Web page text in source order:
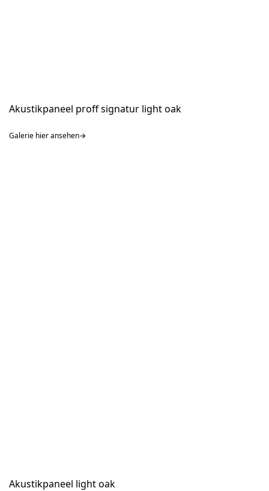
Akustikpaneel proff signatur light oak
Galerie hier ansehen
Akustikpaneel light oak